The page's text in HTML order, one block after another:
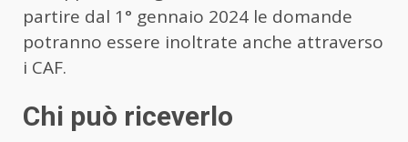
partire dal 1° gennaio 2024 le domande
potranno essere inoltrate anche attraverso
i CAF.
Chi può riceverlo